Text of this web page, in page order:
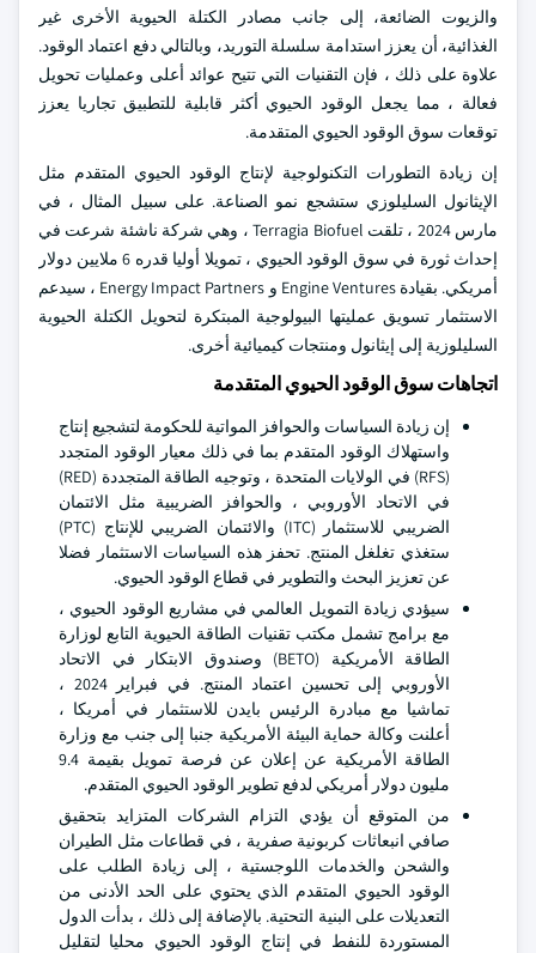
والزيوت الضائعة، إلى جانب مصادر الكتلة الحيوية الأخرى غير
الغذائية، أن يعزز استدامة سلسلة التوريد، وبالتالي دفع اعتماد الوقود.
علاوة على ذلك ، فإن التقنيات التي تتيح عوائد أعلى وعمليات تحويل
فعالة ، مما يجعل الوقود الحيوي أكثر قابلية للتطبيق تجاريا يعزز
توقعات سوق الوقود الحيوي المتقدمة.
إن زيادة التطورات التكنولوجية لإنتاج الوقود الحيوي المتقدم مثل
الإيثانول السليلوزي ستشجع نمو الصناعة. على سبيل المثال ، في
مارس 2024 ، تلقت Terragia Biofuel ، وهي شركة ناشئة شرعت في
إحداث ثورة في سوق الوقود الحيوي ، تمويلا أوليا قدره 6 ملايين دولار
أمريكي. بقيادة Engine Ventures و Energy Impact Partners ، سيدعم
الاستثمار تسويق عمليتها البيولوجية المبتكرة لتحويل الكتلة الحيوية
السليلوزية إلى إيثانول ومنتجات كيميائية أخرى.
اتجاهات سوق الوقود الحيوي المتقدمة
إن زيادة السياسات والحوافز المواتية للحكومة لتشجيع إنتاج
واستهلاك الوقود المتقدم بما في ذلك معيار الوقود المتجدد
(RFS) في الولايات المتحدة ، وتوجيه الطاقة المتجددة (RED)
في الاتحاد الأوروبي ، والحوافز الضريبية مثل الائتمان
الضريبي للاستثمار (ITC) والائتمان الضريبي للإنتاج (PTC)
ستغذي تغلغل المنتج. تحفز هذه السياسات الاستثمار فضلا
عن تعزيز البحث والتطوير في قطاع الوقود الحيوي.
سيؤدي زيادة التمويل العالمي في مشاريع الوقود الحيوي ،
مع برامج تشمل مكتب تقنيات الطاقة الحيوية التابع لوزارة
الطاقة الأمريكية (BETO) وصندوق الابتكار في الاتحاد
الأوروبي إلى تحسين اعتماد المنتج. في فبراير 2024 ،
تماشيا مع مبادرة الرئيس بايدن للاستثمار في أمريكا ،
أعلنت وكالة حماية البيئة الأمريكية جنبا إلى جنب مع وزارة
الطاقة الأمريكية عن إعلان عن فرصة تمويل بقيمة 9.4
مليون دولار أمريكي لدفع تطوير الوقود الحيوي المتقدم.
من المتوقع أن يؤدي التزام الشركات المتزايد بتحقيق
صافي انبعاثات كربونية صفرية ، في قطاعات مثل الطيران
والشحن والخدمات اللوجستية ، إلى زيادة الطلب على
الوقود الحيوي المتقدم الذي يحتوي على الحد الأدنى من
التعديلات على البنية التحتية. بالإضافة إلى ذلك ، بدأت الدول
المستوردة للنفط في إنتاج الوقود الحيوي محليا لتقليل